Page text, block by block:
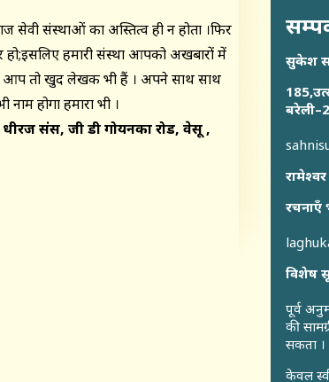
सेवी संस्थाओं का अस्तित्व ही न होता ।फिर
हो;इसलिए हमारी संस्था आपको अखबारों में
आप तो खुद लेखक भी हैं । अपने साथ साथ
होगा हमारा भी ।
धीरज संस, जी डी गोयनका रोड, वेसू ,
सुकेश
विशेष
पूर्व
की
सकता ।
केवल